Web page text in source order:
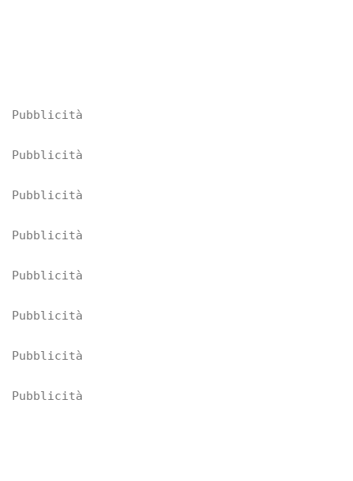
Pubblicità
Pubblicità
Pubblicità
Pubblicità
Pubblicità
Pubblicità
Pubblicità
Pubblicità